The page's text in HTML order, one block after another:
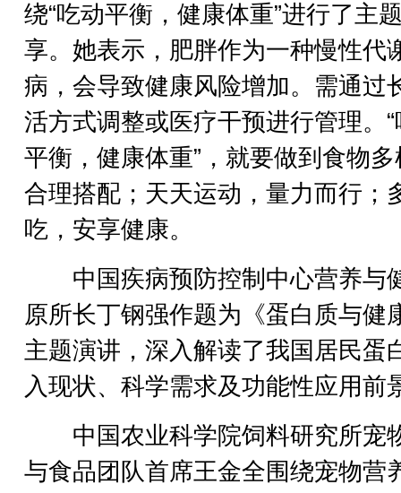
绕“吃动平衡，健康体重”进行了主
享。她表示，肥胖作为一种慢性代
病，会导致健康风险增加。需通过
活方式调整或医疗干预进行管理。
平衡，健康体重”，就要做到食物
合理搭配；天天运动，量力而行；
吃，安享健康。
中国疾病预防控制中心营养与
原所长丁钢强作题为《蛋白质与健
主题演讲，深入解读了我国居民蛋
入现状、科学需求及功能性应用前
中国农业科学院饲料研究所宠
与食品团队首席王金全围绕宠物营